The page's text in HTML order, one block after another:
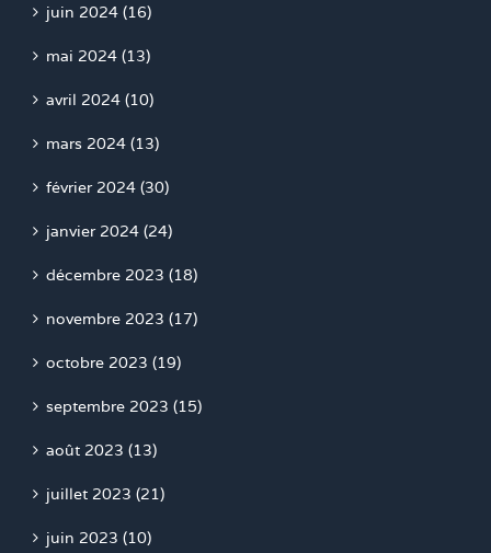
juin 2024 (16)
mai 2024 (13)
avril 2024 (10)
mars 2024 (13)
février 2024 (30)
janvier 2024 (24)
décembre 2023 (18)
novembre 2023 (17)
octobre 2023 (19)
septembre 2023 (15)
août 2023 (13)
juillet 2023 (21)
juin 2023 (10)